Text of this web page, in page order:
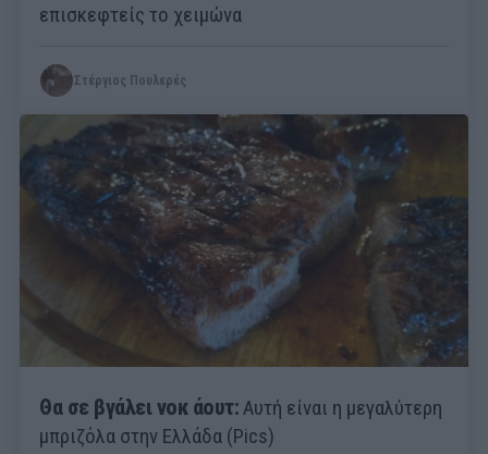
επισκεφτείς το χειμώνα
Στέργιος Πουλερές
Θα σε βγάλει νοκ άουτ:Αυτή είναι η μεγαλύτερη
μπριζόλα στην Ελλάδα (Pics)